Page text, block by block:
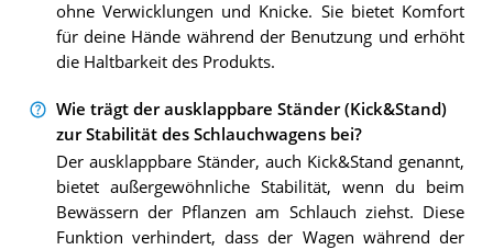
ohne Verwicklungen und Knicke. Sie bietet Komfort
für deine Hände während der Benutzung und erhöht
die Haltbarkeit des Produkts.
Wie trägt der ausklappbare Ständer (Kick&Stand)
zur Stabilität des Schlauchwagens bei?
Der ausklappbare Ständer, auch Kick&Stand genannt,
bietet außergewöhnliche Stabilität, wenn du beim
Bewässern der Pflanzen am Schlauch ziehst. Diese
Funktion verhindert, dass der Wagen während der